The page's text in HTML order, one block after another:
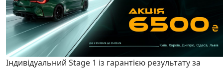
Індивідуальний Stage 1 із гарантією результату за